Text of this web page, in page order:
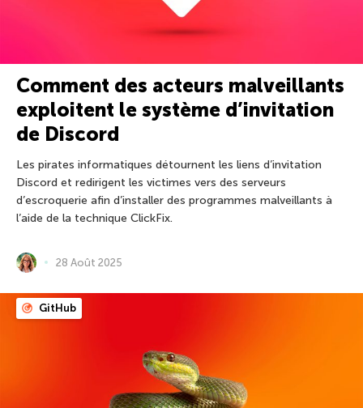
Comment des acteurs malveillants
exploitent le système d’invitation
de Discord
Les pirates informatiques détournent les liens d’invitation
Discord et redirigent les victimes vers des serveurs
d’escroquerie afin d’installer des programmes malveillants à
l’aide de la technique ClickFix.
28 Août 2025
GitHub